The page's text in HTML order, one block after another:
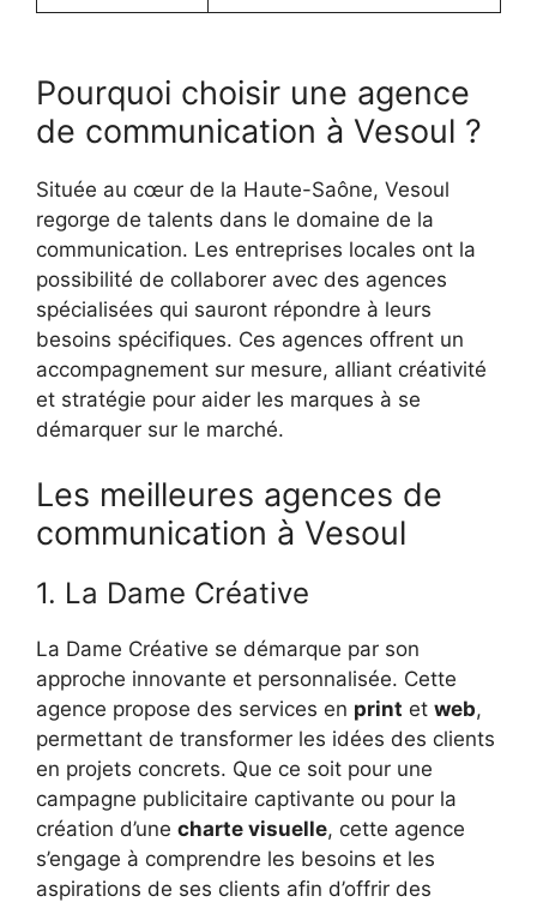
Pourquoi choisir une agence
de communication à Vesoul ?
Située au cœur de la Haute-Saône, Vesoul
regorge de talents dans le domaine de la
communication. Les entreprises locales ont la
possibilité de collaborer avec des agences
spécialisées qui sauront répondre à leurs
besoins spécifiques. Ces agences offrent un
accompagnement sur mesure, alliant créativité
et stratégie pour aider les marques à se
démarquer sur le marché.
Les meilleures agences de
communication à Vesoul
1. La Dame Créative
La Dame Créative se démarque par son
approche innovante et personnalisée. Cette
agence propose des services en print et web,
permettant de transformer les idées des clients
en projets concrets. Que ce soit pour une
campagne publicitaire captivante ou pour la
création d’une charte visuelle, cette agence
s’engage à comprendre les besoins et les
aspirations de ses clients afin d’offrir des